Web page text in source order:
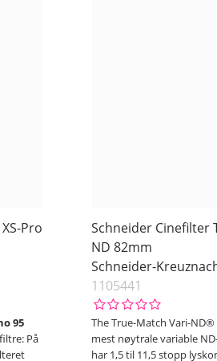
Pro
95
På
Schneider Cinefilter
ND 82mm
Schneider-
1105441
The True-Match Vari-
mest nøytrale variable
har 1,5 til 11,5 stopp